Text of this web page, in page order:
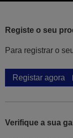
Registe o seu
Para registrar o
Registar agora
Verifique a sua